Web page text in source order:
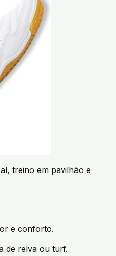
treino em pavilhão e
e conforto.
de relva ou turf.